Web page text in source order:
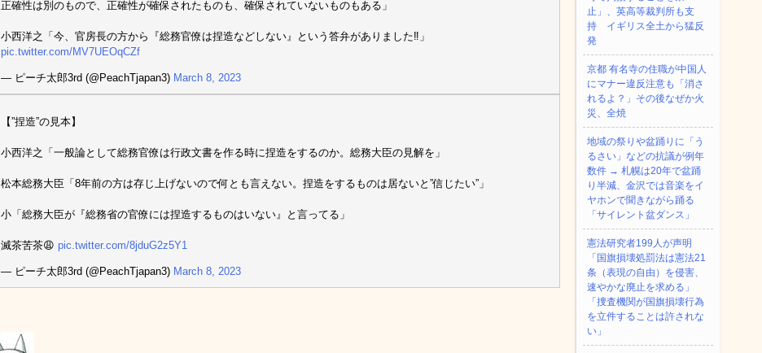
正確性は別のもので、正確性が確保されたものも、確保されていないものもある」
小西洋之「今、官房長の方から『総務官僚は捏造などしない』という答弁がありました‼️」
pic.twitter.com/MV7UEOqCZf
— ピーチ太郎3rd (@PeachTjapan3) March 8, 2023
【”捏造”の見本】
小西洋之「一般論として総務官僚は行政文書を作る時に捏造をするのか。総務大臣の見解を」
松本総務大臣「8年前の方は存じ上げないので何とも言えない。捏造をするものは居ないと”信じたい”」
小「総務大臣が『総務省の官僚には捏造するものはいない』と言ってる」
滅茶苦茶😩 pic.twitter.com/8jduG2z5Y1
— ピーチ太郎3rd (@PeachTjapan3) March 8, 2023
止」、英高等裁判所も支
持 イギリス全土から猛反
発
京都 有名寺の住職が中国人
にマナー違反注意も「消さ
れるよ？」その後なぜか火
災、全焼
地域の祭りや盆踊りに「う
るさい」などの抗議が例年
数件 → 札幌は20年で盆踊
り半減、金沢では音楽をイ
ヤホンで聞きながら踊る
「サイレント盆ダンス」
憲法研究者199人が声明
「国旗損壊処罰法は憲法21
条（表現の自由）を侵害、
速やかな廃止を求める」
「捜査機関が国旗損壊行為
を立件することは許されな
い」